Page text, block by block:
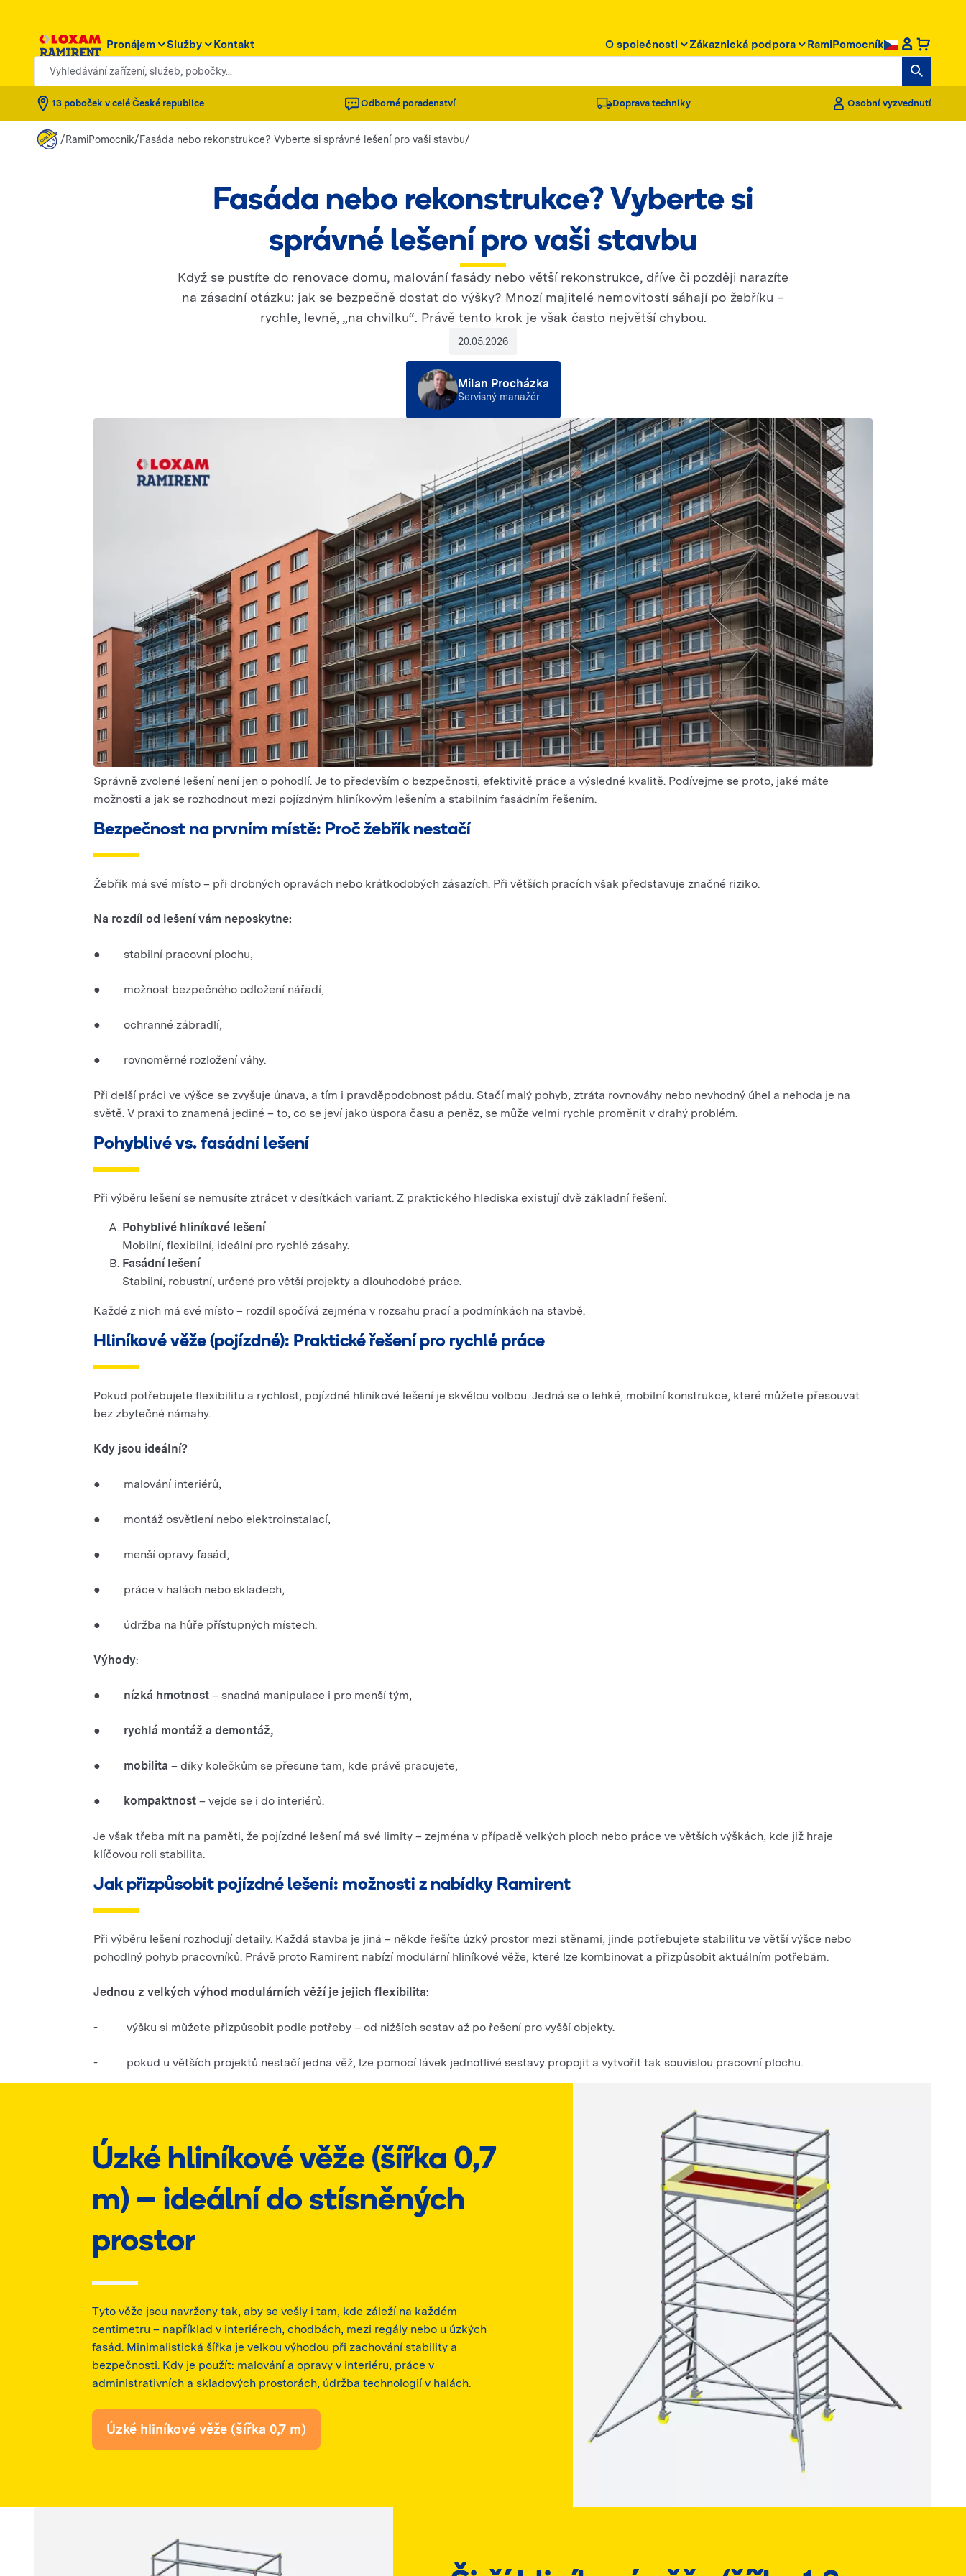
Pronájem Služby Kontakt O společnosti Zákaznická podpora RamiPomocník
Vyhledávání zařízení, služeb, pobočky...
13 poboček v celé České republice Odborné poradenství Doprava techniky Osobní vyzvednutí
/RamiPomocnik/Fasáda nebo rekonstrukce? Vyberte si správné lešení pro vaši stavbu/
Fasáda nebo rekonstrukce? Vyberte si
správné lešení pro vaši stavbu
Když se pustíte do renovace domu, malování fasády nebo větší rekonstrukce, dříve či později narazíte
na zásadní otázku: jak se bezpečně dostat do výšky? Mnozí majitelé nemovitostí sáhají po žebříku –
rychle, levně, „na chvilku“. Právě tento krok je však často největší chybou.
20.05.2026
Milan Procházka
Servisný manažér
Správně zvolené lešení není jen o pohodlí. Je to především o bezpečnosti, efektivitě práce a výsledné kvalitě. Podívejme se proto, jaké máte
možnosti a jak se rozhodnout mezi pojízdným hliníkovým lešením a stabilním fasádním řešením.
Bezpečnost na prvním místě: Proč žebřík nestačí
Žebřík má své místo – při drobných opravách nebo krátkodobých zásazích. Při větších pracích však představuje značné riziko.
Na rozdíl od lešení vám neposkytne:
● stabilní pracovní plochu,
● možnost bezpečného odložení nářadí,
● ochranné zábradlí,
● rovnoměrné rozložení váhy.
Při delší práci ve výšce se zvyšuje únava, a tím i pravděpodobnost pádu. Stačí malý pohyb, ztráta rovnováhy nebo nevhodný úhel a nehoda je na
světě. V praxi to znamená jediné – to, co se jeví jako úspora času a peněz, se může velmi rychle proměnit v drahý problém.
Pohyblivé vs. fasádní lešení
Při výběru lešení se nemusíte ztrácet v desítkách variant. Z praktického hlediska existují dvě základní řešení:
Pohyblivé hliníkové lešení
Mobilní, flexibilní, ideální pro rychlé zásahy.
Fasádní lešení
Stabilní, robustní, určené pro větší projekty a dlouhodobé práce.
Každé z nich má své místo – rozdíl spočívá zejména v rozsahu prací a podmínkách na stavbě.
Hliníkové věže (pojízdné): Praktické řešení pro rychlé práce
Pokud potřebujete flexibilitu a rychlost, pojízdné hliníkové lešení je skvělou volbou. Jedná se o lehké, mobilní konstrukce, které můžete přesouvat
bez zbytečné námahy.
Kdy jsou ideální?
● malování interiérů,
● montáž osvětlení nebo elektroinstalací,
● menší opravy fasád,
● práce v halách nebo skladech,
● údržba na hůře přístupných místech.
Výhody:
● nízká hmotnost – snadná manipulace i pro menší tým,
● rychlá montáž a demontáž,
● mobilita – díky kolečkům se přesune tam, kde právě pracujete,
● kompaktnost – vejde se i do interiérů.
Je však třeba mít na paměti, že pojízdné lešení má své limity – zejména v případě velkých ploch nebo práce ve větších výškách, kde již hraje
klíčovou roli stabilita.
Jak přizpůsobit pojízdné lešení: možnosti z nabídky Ramirent
Při výběru lešení rozhodují detaily. Každá stavba je jiná – někde řešíte úzký prostor mezi stěnami, jinde potřebujete stabilitu ve větší výšce nebo
pohodlný pohyb pracovníků. Právě proto Ramirent nabízí modulární hliníkové věže, které lze kombinovat a přizpůsobit aktuálním potřebám.
Jednou z velkých výhod modulárních věží je jejich flexibilita:
- výšku si můžete přizpůsobit podle potřeby – od nižších sestav až po řešení pro vyšší objekty.
- pokud u větších projektů nestačí jedna věž, lze pomocí lávek jednotlivé sestavy propojit a vytvořit tak souvislou pracovní plochu.
Úzké hliníkové věže (šířka 0,7
m) – ideální do stísněných
prostor
Tyto věže jsou navrženy tak, aby se vešly i tam, kde záleží na každém
centimetru – například v interiérech, chodbách, mezi regály nebo u úzkých
fasád. Minimalistická šířka je velkou výhodou při zachování stability a
bezpečnosti. Kdy je použít: malování a opravy v interiéru, práce v
administrativních a skladových prostorách, údržba technologií v halách.
Úzké hliníkové věže (šířka 0,7 m)